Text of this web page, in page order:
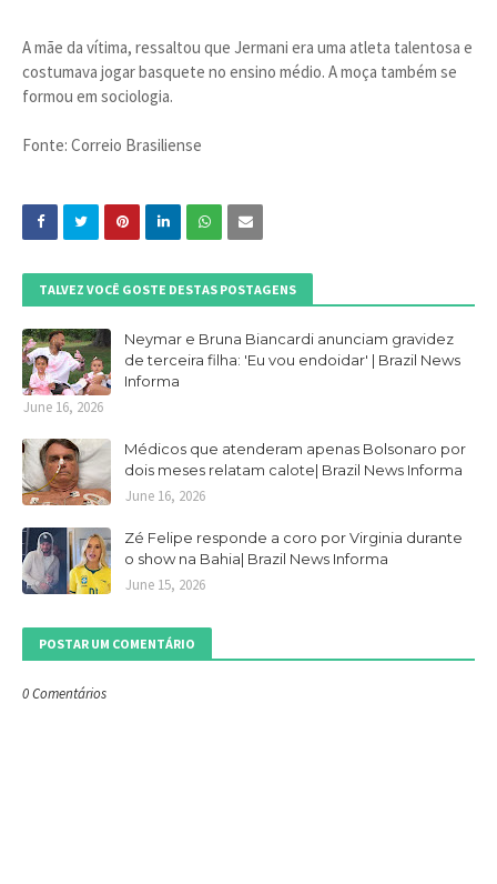
A mãe da vítima, ressaltou que Jermani era uma atleta talentosa e
costumava jogar basquete no ensino médio. A moça também se
formou em sociologia.
Fonte: Correio Brasiliense
TALVEZ VOCÊ GOSTE DESTAS POSTAGENS
Neymar e Bruna Biancardi anunciam gravidez
de terceira filha: 'Eu vou endoidar' | Brazil News
Informa
June 16, 2026
Médicos que atenderam apenas Bolsonaro por
dois meses relatam calote| Brazil News Informa
June 16, 2026
Zé Felipe responde a coro por Virginia durante
o show na Bahia| Brazil News Informa
June 15, 2026
POSTAR UM COMENTÁRIO
0 Comentários